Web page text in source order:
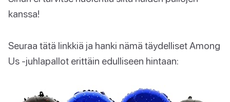
kanssa!
Seuraa tätä linkkiä ja hanki nämä täydelliset Among
Us -juhlapallot erittäin edulliseen hintaan: